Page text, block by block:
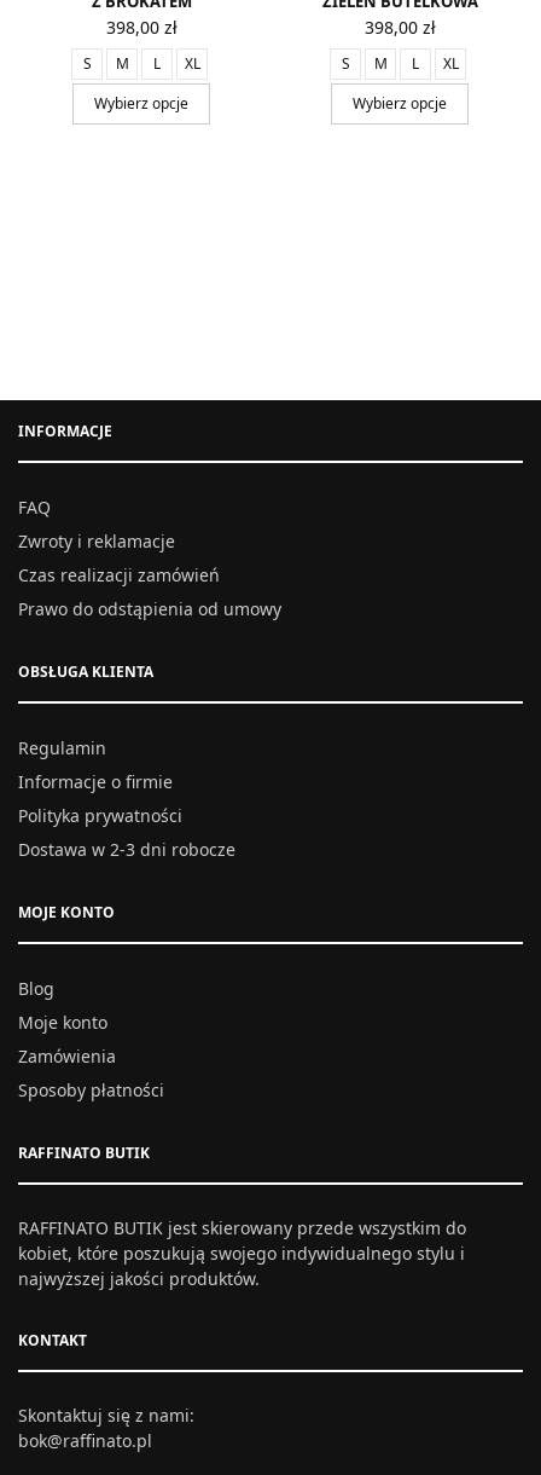
398,00 zł
S M L
XL
Wybierz opcje
398,00 zł
S M L
XL
Wybierz opcje
INFORMACJE
FAQ
Zwroty i reklamacje
Czas realizacji zamówień
Prawo do odstąpienia od umowy
OBSŁUGA KLIENTA
Regulamin
Informacje o firmie
Polityka prywatności
Dostawa w 2-3 dni robocze
MOJE KONTO
Blog
Moje konto
Zamówienia
Sposoby płatności
RAFFINATO BUTIK
RAFFINATO BUTIK jest skierowany przede wszystkim do
kobiet, które poszukują swojego indywidualnego stylu i
najwyższej jakości produktów.
KONTAKT
Skontaktuj się z nami:
bok@raffinato.pl